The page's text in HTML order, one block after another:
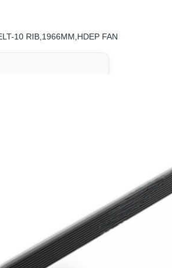
10 RIB,1966MM,HDEP FAN